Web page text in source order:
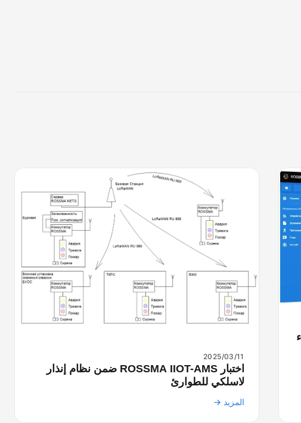
2025/03/11
اختبار ROSSMA IIOT-AMS ضمن نظام إنذار
لاسلكي للطوارئ
المزيد →